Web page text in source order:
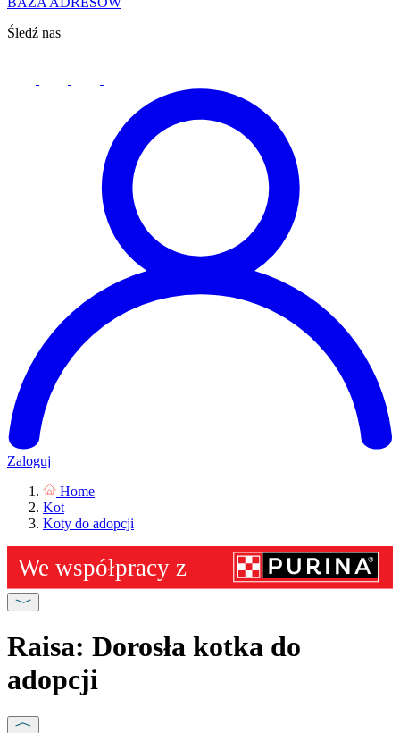
Śledź nas
Zaloguj
Home
Kot
Koty do adopcji
Raisa: Dorosła kotka do
adopcji